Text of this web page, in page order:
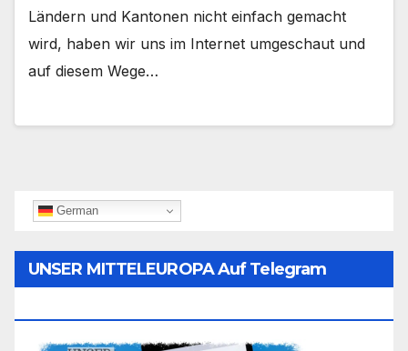
Ländern und Kantonen nicht einfach gemacht
wird, haben wir uns im Internet umgeschaut und
auf diesem Wege…
German
UNSER MITTELEUROPA Auf Telegram